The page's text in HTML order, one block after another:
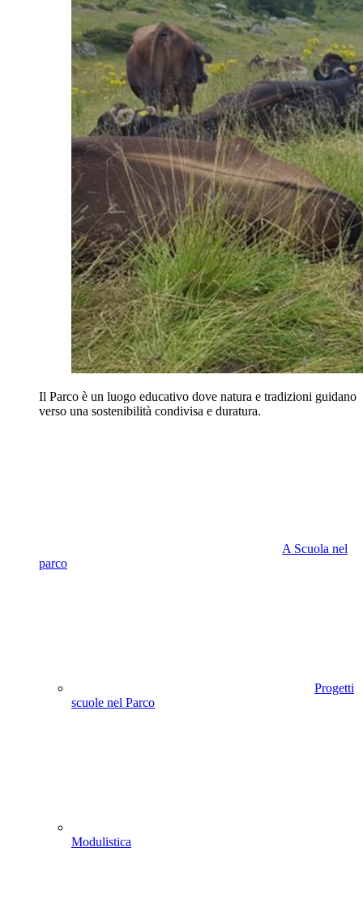
Il Parco è un luogo educativo dove natura e tradizioni guidano
verso una sostenibilità condivisa e duratura.
A Scuola nel
parco
Progetti
scuole nel Parco
Modulistica